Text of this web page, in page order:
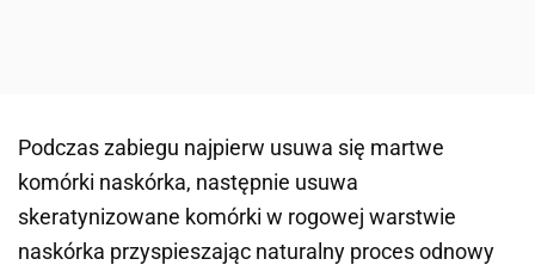
Podczas zabiegu najpierw usuwa się martwe
komórki naskórka, następnie usuwa
skeratynizowane komórki w rogowej warstwie
naskórka przyspieszając naturalny proces odnowy